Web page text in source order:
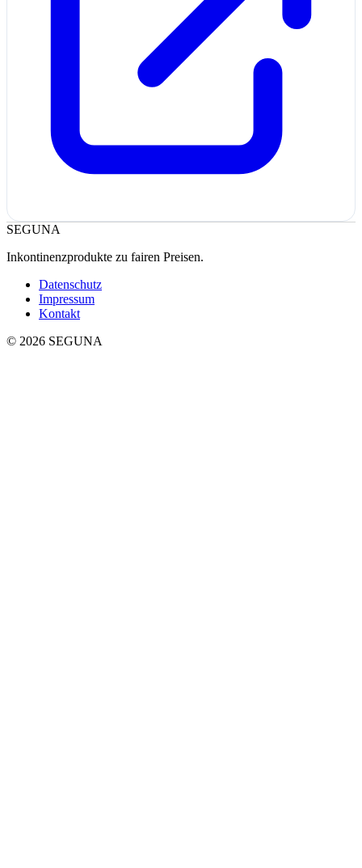
SEGUNA
Inkontinenzprodukte zu fairen Preisen.
Datenschutz
Impressum
Kontakt
© 2026 SEGUNA